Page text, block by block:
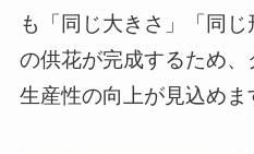
も「同じ大きさ」「同
の供花が完成するため、
生産性の向上が見込めま